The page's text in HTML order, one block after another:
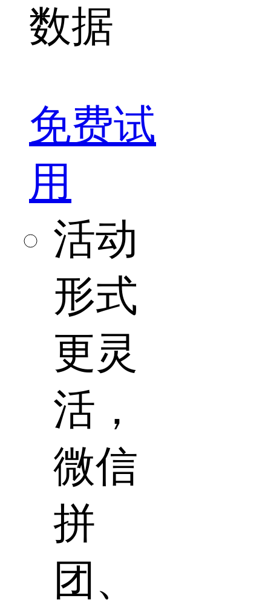
数据
免费试
用
活动
形式
更灵
活，
微信
拼
团、